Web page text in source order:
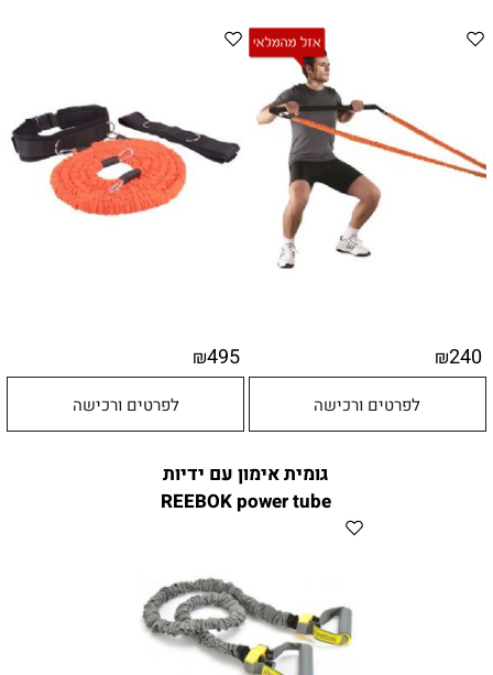
₪240
לפרטים ורכישה
₪495
לפרטים ורכישה
גומית אימון עם ידיות
REEBOK power tube